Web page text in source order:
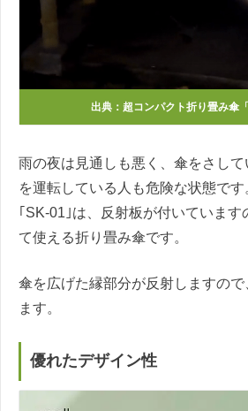
出典： 超コンパクト折り畳み傘
雨の夜は見通しも悪く、傘をさし
を運転している人も危険な状態です
｢SK-01｣は、反射板が付いています
て使える折り畳み傘です。
傘を広げた縁部分が反射しますの
ます。
優れたデザイン性